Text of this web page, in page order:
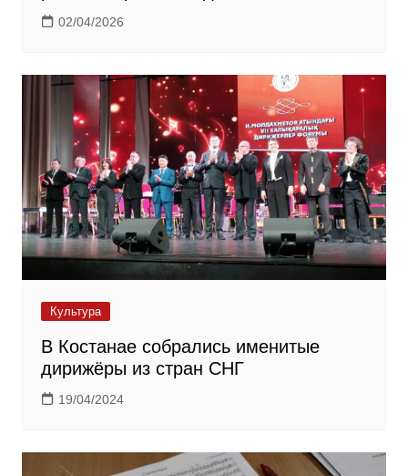
02/04/2026
Культура
В Костанае собрались именитые
дирижёры из стран СНГ
19/04/2024